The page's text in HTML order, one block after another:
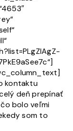
kontaktu
deň prepínať
bolo veľmi
som to